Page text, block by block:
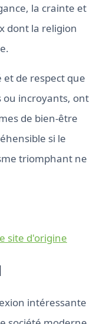
la crainte et
dont la religion
et de respect que
ou incroyants, ont
de bien-être
si le
triomphant ne
site d'origine
intéressante